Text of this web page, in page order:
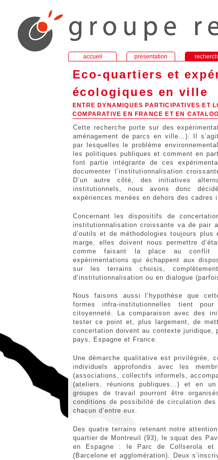
accueil présentation
Eco-quartiers et
écologiques en ville
ENTRE DYNAMIQUES PARTICIPATIVES ET
COMPARATIVE EN FRANCE ET EN
Cette recherche porte sur des
aménagement de parcs en ville…). Il
par lesquelles le problème
les politiques publiques et comment en
font partie intégrante de ces
documenter l’institutionnalisation
D’un autre côté, des initiatives
institutionnels, nous avons donc
expériences menées en dehors des
Concernant les dispositifs de
institutionnalisation croissante va de pair
d’outils et de méthodologies toujours
marge, elles doivent nous permettre
comme faisant la place au conflit
expérimentations qui échappent aux
sur les terrains choisis,
d’institutionnalisation ou en dialogue
Nous faisons aussi l’hypothèse que
formes infra-institutionnelles tient
citoyenneté. La comparaison avec des
tester ce point et, plus largement, de
concertation doivent au contexte
pays, Espagne et France.
Une démarche qualitative est privilégiée,
individuels approfondis avec les
(associations, collectifs informels,
(ateliers, réunions publiques…) et en un
groupes de travail pourront être
conditions de possibilité de circulation
chacun d’entre eux.
Des quatre terrains retenant notre
quartier de Montreuil (93), le squat des
en Espagne : le Parc de Collserola et
(Barcelone et agglomération). Deux